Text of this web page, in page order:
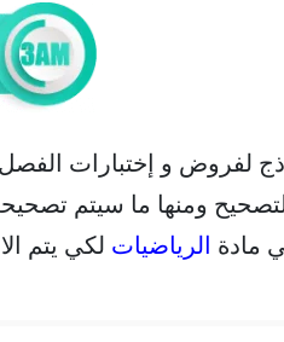
لفروض و إختبارات
ومنها ما سيتم
مادة الرياضيات لكي يتم